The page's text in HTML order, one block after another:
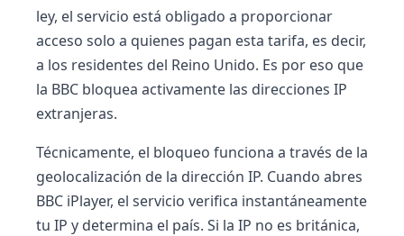
ley, el servicio está obligado a proporcionar
acceso solo a quienes pagan esta tarifa, es decir,
a los residentes del Reino Unido. Es por eso que
la BBC bloquea activamente las direcciones IP
extranjeras.
Técnicamente, el bloqueo funciona a través de la
geolocalización de la dirección IP. Cuando abres
BBC iPlayer, el servicio verifica instantáneamente
tu IP y determina el país. Si la IP no es británica,